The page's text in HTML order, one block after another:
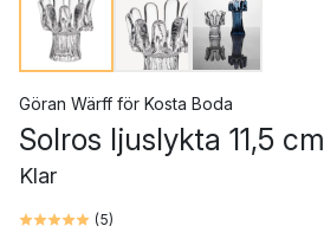
Göran Wärff för Kosta Boda
Solros ljuslykta 11,5 cm
Klar
(5)